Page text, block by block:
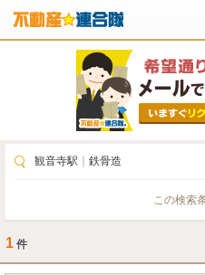
観音寺駅 鉄骨造
この検索
1 件